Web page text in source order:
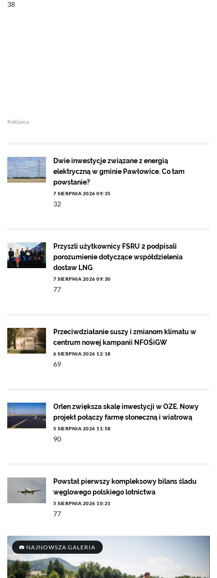
38
Reklama
Dwie inwestycje związane z energią
elektryczną w gminie Pawłowice. Co tam
powstanie?
7 SIERPNIA 2026 09:35
32
Przyszli użytkownicy FSRU 2 podpisali
porozumienie dotyczące współdzielenia
dostaw LNG
7 SIERPNIA 2026 09:30
77
Przeciwdziałanie suszy i zmianom klimatu w
centrum nowej kampanii NFOŚiGW
6 SIERPNIA 2026 12:18
69
Orlen zwiększa skalę inwestycji w OZE. Nowy
projekt połączy farmę słoneczną i wiatrową
5 SIERPNIA 2026 11:58
90
Powstał pierwszy kompleksowy bilans śladu
węglowego polskiego lotnictwa
5 SIERPNIA 2026 10:21
77
NAJNOWSZA GALERIA